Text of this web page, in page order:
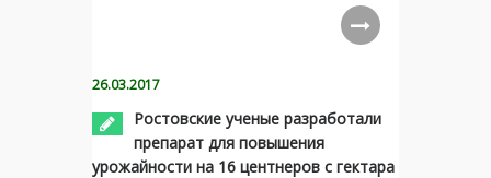
26.03.2017
Ростовские ученые разработали
препарат для повышения
урожайности на 16 центнеров с гектара